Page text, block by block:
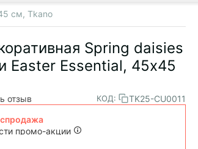
см, Tkano
Spring daisies
Easter Essential, 45х45
отзыв КОД: TK25-CU0011
промо-акции